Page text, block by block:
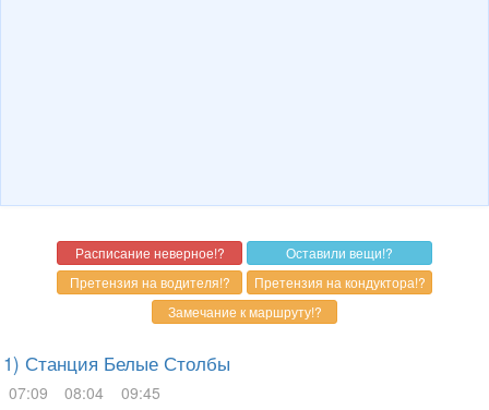
1) Станция Белые Столбы
07:09 08:04 09:45